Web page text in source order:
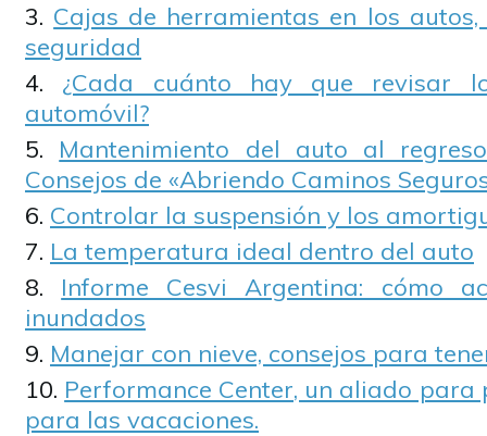
Cajas de herramientas en los
seguridad
¿Cada cuánto hay que revisar
automóvil?
Mantenimiento del auto al
Consejos de «Abriendo Caminos
Controlar la suspensión y los
La temperatura ideal dentro del auto
Informe Cesvi Argentina: cómo
inundados
Manejar con nieve, consejos para
Performance Center, un aliado
para las vacaciones.